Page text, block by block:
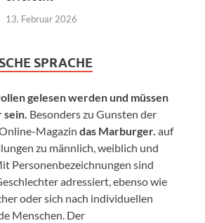
13. Februar 2026
SPRACHE
gelesen werden und müssen
sein. Besonders zu Gunsten der
Magazin das Marburger. auf
zu männlich, weiblich und
Personenbezeichnungen sind
adressiert, ebenso wie
oder sich nach individuellen
Menschen. Der